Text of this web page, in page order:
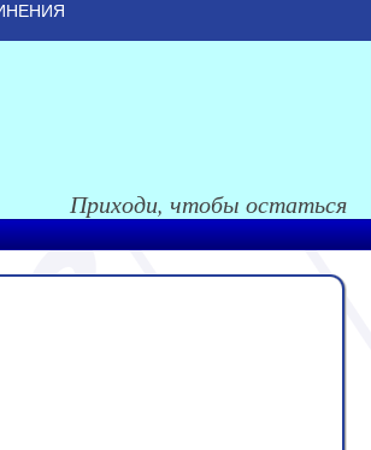
Приходи, чтобы остаться